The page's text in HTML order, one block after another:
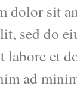
dolor sit
sed do
et
ad